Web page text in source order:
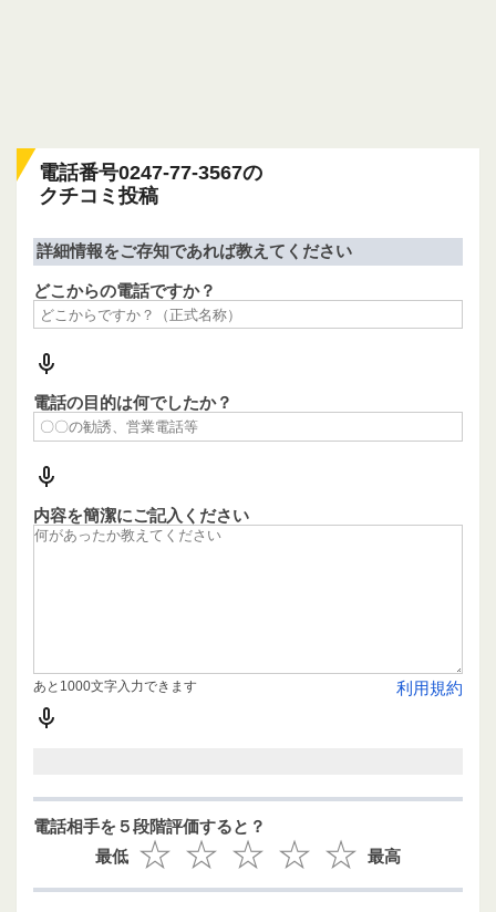
電話番号0247-77-3567の
クチコミ投稿
詳細情報をご存知であれば教えてください
どこからの電話ですか？
電話の目的は何でしたか？
内容を簡潔にご記入ください
利用規約
あと1000文字入力できます
電話相手を５段階評価すると？
最低
最高